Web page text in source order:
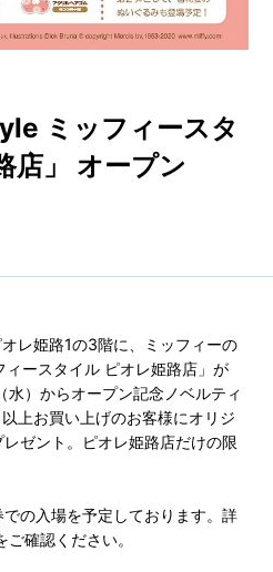
ミッフィースタ
店」 オープン
レ姫路1の3階に、ミッフィーの
ースタイル ピオレ姫路店」が
）からオープン記念ノベルティ
上お買い上げのお客様にオリジ
ゼント。ピオレ姫路店だけの限
の入場を予定しております。詳
ご確認ください。